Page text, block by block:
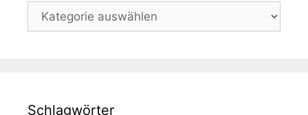
Kategorien
Schlagwörter